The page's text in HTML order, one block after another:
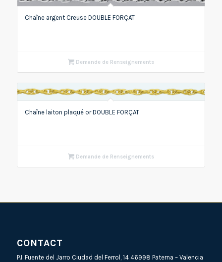
Chaîne argent Creuse DOUBLE FORÇAT
Demande de Renseignements
Chaîne laiton plaqué or DOUBLE FORÇAT
Demande de Renseignements
CONTACT
P.I. Fuente del Jarro Ciudad del Ferrol, 14 46998 Paterna – Valencia